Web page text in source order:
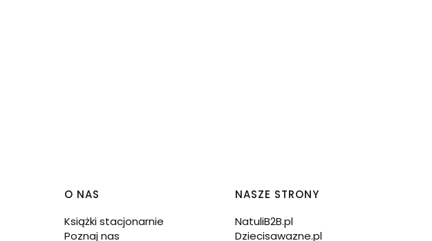
O NAS
Książki stacjonarnie
Poznaj nas
NASZE STRONY
NatuliB2B.pl
Dziecisawazne.pl